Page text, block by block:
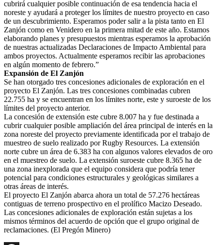
cubrirá cualquier posible continuación de esa tendencia hacia el
noreste y ayudará a proteger los límites de nuestro proyecto en caso
de un descubrimiento. Esperamos poder salir a la pista tanto en El
Zanjón como en Venidero en la primera mitad de este año. Estamos
elaborando planes y presupuestos mientras esperamos la aprobación
de nuestras actualizadas Declaraciones de Impacto Ambiental para
ambos proyectos. Actualmente esperamos recibir las aprobaciones
en algún momento de febrero.”
Expansión de El Zanjón
Se han otorgado tres concesiones adicionales de exploración en el
proyecto El Zanjón. Las tres concesiones combinadas cubren
22.755 ha y se encuentran en los límites norte, este y suroeste de los
límites del proyecto anterior.
La concesión de extensión este cubre 8.007 ha y fue destinada a
cubrir cualquier posible ampliación del área principal de interés en la
zona noreste del proyecto previamente identificada por el trabajo de
muestreo de suelo realizado por Rugby Resources. La extensión
norte cubre un área de 6.383 ha con algunos valores elevados de oro
en el muestreo de suelo. La extensión suroeste cubre 8.365 ha de
una zona inexplorada que el equipo considera que podría tener
potencial para condiciones estructurales y geológicas similares a
otras áreas de interés.
El proyecto El Zanjón abarca ahora un total de 57.276 hectáreas
contiguas de terreno prospectivo en el prolífico Macizo Deseado.
Las concesiones adicionales de exploración están sujetas a los
mismos términos del acuerdo de opción que el grupo original de
reclamaciones. (El Pregón Minero)